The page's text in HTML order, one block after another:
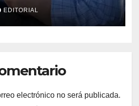
redes sociales:
EDITORIAL
electrónico no será publicada.